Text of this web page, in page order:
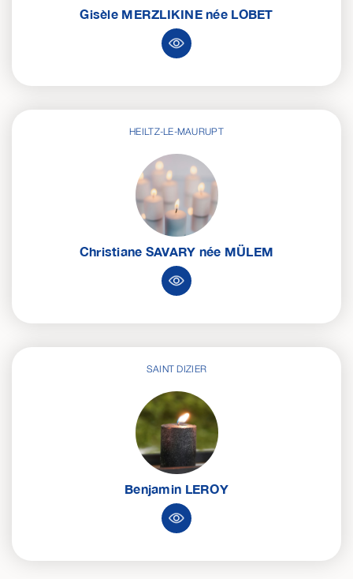
Gisèle MERZLIKINEnée LOBET
HEILTZ-LE-MAURUPT
Christiane SAVARY née MÜLEM
SAINT DIZIER
Benjamin LEROY